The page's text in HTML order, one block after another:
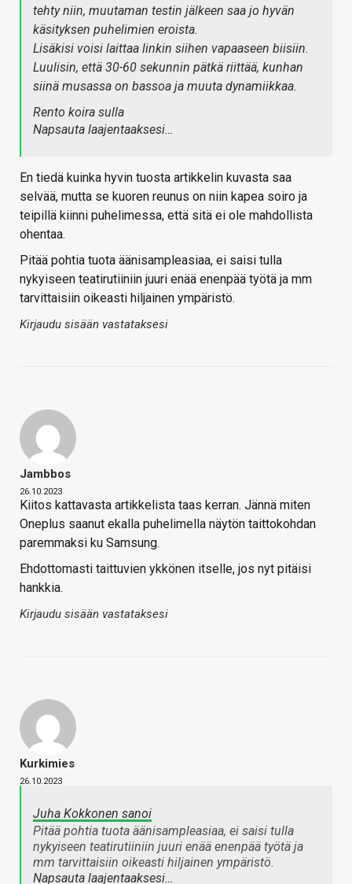
tehty niin, muutaman testin jälkeen saa jo hyvän
käsityksen puhelimien eroista.
Lisäkisi voisi laittaa linkin siihen vapaaseen biisiin.
Luulisin, että 30-60 sekunnin pätkä riittää, kunhan
siinä musassa on bassoa ja muuta dynamiikkaa.
Rento koira sulla
Napsauta laajentaaksesi…
En tiedä kuinka hyvin tuosta artikkelin kuvasta saa
selvää, mutta se kuoren reunus on niin kapea soiro ja
teipillä kiinni puhelimessa, että sitä ei ole mahdollista
ohentaa.
Pitää pohtia tuota äänisampleasiaa, ei saisi tulla
nykyiseen teatirutiiniin juuri enää enenpää työtä ja mm
tarvittaisiin oikeasti hiljainen ympäristö.
Kirjaudu sisään vastataksesi
Jambbos
26.10.2023
Kiitos kattavasta artikkelista taas kerran. Jännä miten
Oneplus saanut ekalla puhelimella näytön taittokohdan
paremmaksi ku Samsung.
Ehdottomasti taittuvien ykkönen itselle, jos nyt pitäisi
hankkia.
Kirjaudu sisään vastataksesi
Kurkimies
26.10.2023
Juha Kokkonen sanoi
Pitää pohtia tuota äänisampleasiaa, ei saisi tulla
nykyiseen teatirutiiniin juuri enää enenpää työtä ja
mm tarvittaisiin oikeasti hiljainen ympäristö.
Napsauta laajentaaksesi…